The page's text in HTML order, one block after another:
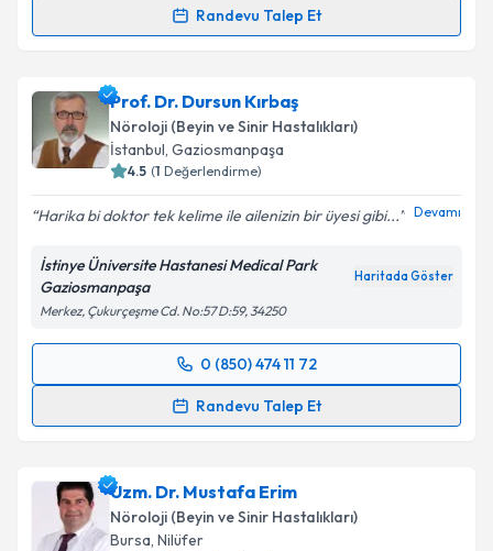
Takvim Talebini Gönder
Randevu Talep Et
takvim hazırlandığında e-posta ile bilgilendireceğiz.
E-posta Adresiniz
Metni'ni okudum ve kişisel verilerimin belirtilen
kapsamda işlenmesini kabul ediyorum.
Takvim Talebini Gönder
Prof. Dr. Dursun Kırbaş
Nöroloji (Beyin ve Sinir Hastalıkları)
İstanbul, Gaziosmanpaşa
4.5 (1 Değerlendirme)
Harika bi doktor tek kelime ile ailenizin bir üyesi gibi... Devamı
İstinye Üniversite Hastanesi Medical Park
Gaziosmanpaşa
Haritada Göster
Merkez, Çukurçeşme Cd. No:57 D:59, 34250
0 (850) 474 11 72
Randevu Talep Et
Randevu Takvimi Talebi
takvim hazırlandığında e-posta ile bilgilendireceğiz.
E-posta Adresiniz
Uzm. Dr. Mustafa Erim
Nöroloji (Beyin ve Sinir Hastalıkları)
Bursa, Nilüfer